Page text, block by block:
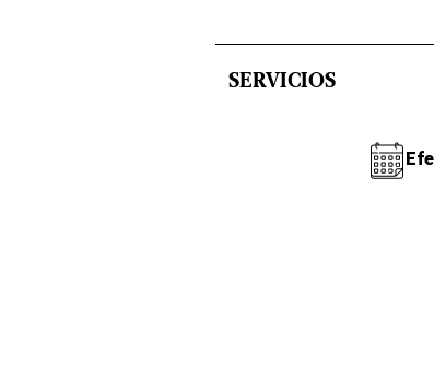
SERVICIOS